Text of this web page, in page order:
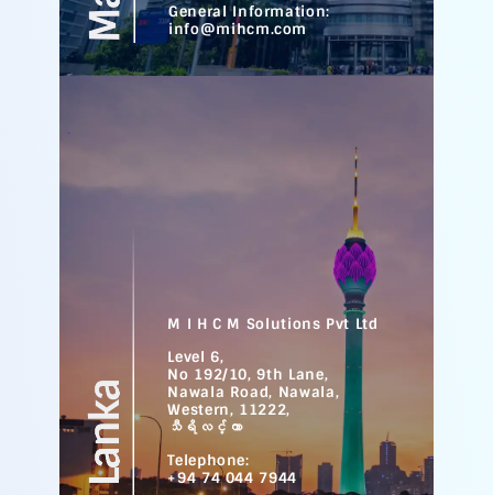
General Information:
info@mihcm.com
M I H C M Solutions Pvt Ltd
Level 6,
No 192/10, 9th Lane,
Nawala Road, Nawala,
Western, 11222,
သီရိလင်္ကာ
Telephone:
+94 74 044 7944